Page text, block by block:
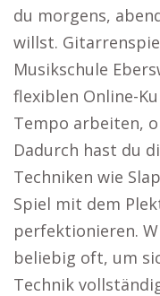
du morgens,
willst.
Musikschule
flexiblen Online-
Tempo arbeiten,
Dadurch hast du
Techniken wie
Spiel mit dem
perfektionieren.
beliebig oft, um
Technik